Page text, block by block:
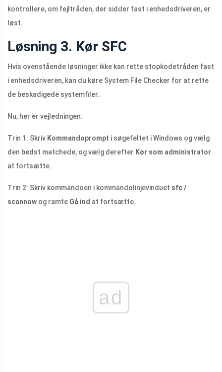
kontrollere, om fejltråden, der sidder fast i enhedsdriveren, er
løst.
Løsning 3. Kør SFC
Hvis ovenstående løsninger ikke kan rette stopkodetråden fast
i enhedsdriveren, kan du køre System File Checker for at rette
de beskadigede systemfiler.
Nu, her er vejledningen.
Trin 1: Skriv Kommandoprompt i søgefeltet i Windows og vælg
den bedst matchede, og vælg derefter Kør som administrator
at fortsætte.
Trin 2: Skriv kommandoen i kommandolinjevinduet sfc /
scannow og ramte Gå ind at fortsætte.
ad